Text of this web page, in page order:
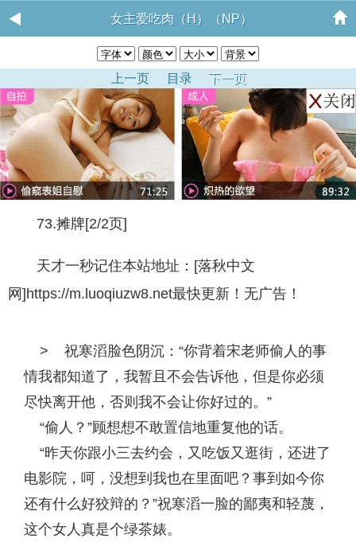
女主爱吃肉（H）（NP）
上一页 目录 下一页
73.摊牌[2/2页]
天才一秒记住本站地址：[落秋中文
网]https://m.luoqiuzw8.net最快更新！无广告！
> 祝寒滔脸色阴沉：“你背着宋老师偷人的事
情我都知道了，我暂且不会告诉他，但是你必须
尽快离开他，否则我不会让你好过的。”
“偷人？”顾想想不敢置信地重复他的话。
“昨天你跟小三去约会，又吃饭又逛街，还进了
电影院，呵，没想到我也在里面吧？事到如今你
还有什么好狡辩的？”祝寒滔一脸的鄙夷和轻蔑，
这个女人真是个绿茶婊。